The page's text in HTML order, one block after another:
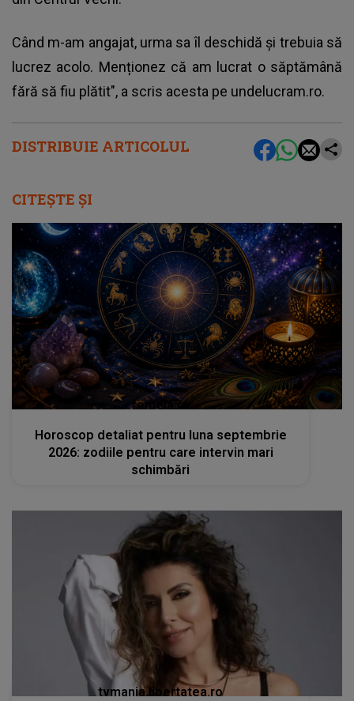
DISTRIBUIE ARTICOLUL
Când m-am angajat, urma sa îl deschidă și trebuia să
lucrez acolo. Menționez că am lucrat o săptămână
fără să fiu plătit", a scris acesta pe undelucram.ro.
CITEȘTE ȘI
femeia.ro
Horoscop detaliat pentru luna septembrie
2026: zodiile pentru care intervin mari
schimbări
tvmania.libertatea.ro